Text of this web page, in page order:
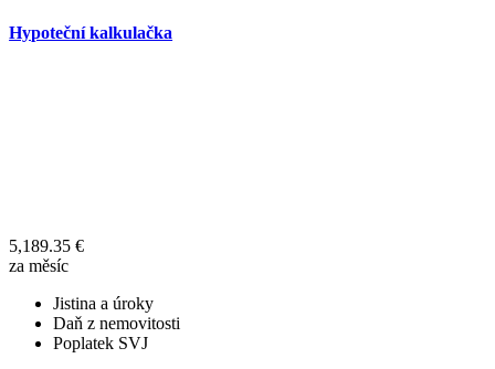
Hypoteční kalkulačka
5,189.35 €
za měsíc
Jistina a úroky
Daň z nemovitosti
Poplatek SVJ